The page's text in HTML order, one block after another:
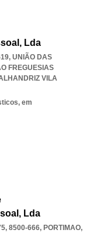
Lda
UNIÃO DAS
FREGUESIAS
VILA
em
Lda
8500-666, PORTIMAO,